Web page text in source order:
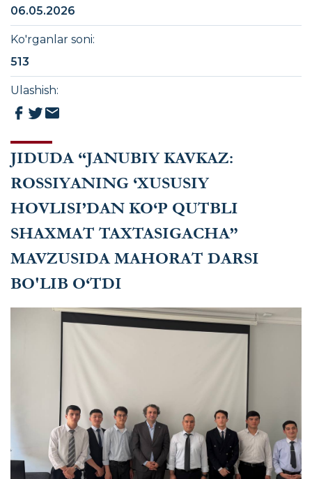
JIDUDA “JANUBIY KAVKAZ:
ROSSIYANING ‘XUSUSIY
HOVLISI’DAN KO‘P QUTBLI
SHAXMAT TAXTASIGACHA”
MAVZUSIDA MAHORAT DARSI
BO'LIB O‘TDI
06.05.2026
Ko'rganlar soni:
513
Ulashish: